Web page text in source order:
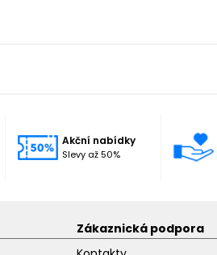
Akční nabídky
Slevy až 50%
Zákaznická podpora